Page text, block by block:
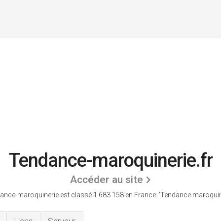
Tendance-maroquinerie.fr
Accéder au site
maroquinerie est classé 1 683 158 en France. 'Tendance